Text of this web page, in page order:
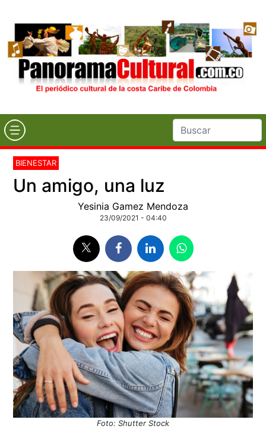
BIENESTAR
Un amigo, una luz
Yesinia Gamez Mendoza
23/09/2021 - 04:40
Foto: Shutter Stock